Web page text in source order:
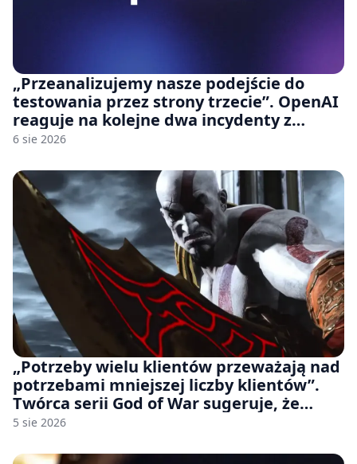
„Przeanalizujemy nasze podejście do
testowania przez strony trzecie”. OpenAI
reaguje na kolejne dwa incydenty z
udziałem autorskich modeli
6 sie 2026
„Potrzeby wielu klientów przeważają nad
potrzebami mniejszej liczby klientów”.
Twórca serii God of War sugeruje, że
rozumie, dlaczego Sony rezygnuje z gier
5 sie 2026